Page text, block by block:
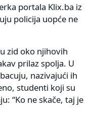
portala Klix.ba iz
policija uopće ne
zid oko njihovih
prilaz spolja. U
nazivajući ih
studenti koji su
“Ko ne skače, taj je